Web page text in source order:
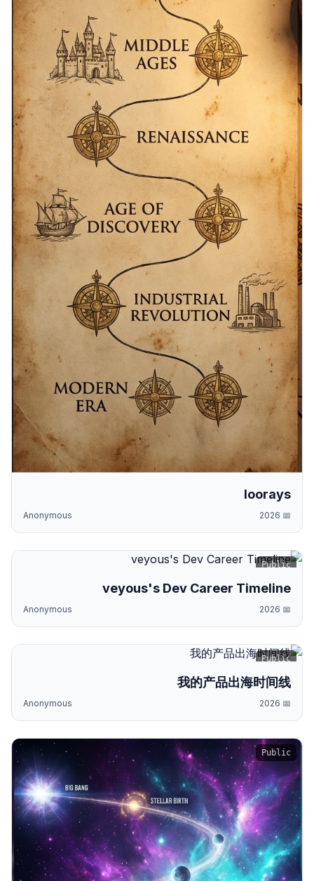
loorays
📅
2026
Anonymous
Public
veyous's Dev Career Timeline
📅
2026
Anonymous
Public
我的产品出海时间线
📅
2026
Anonymous
Public